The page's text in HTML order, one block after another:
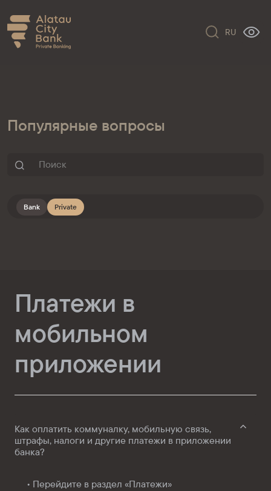
RU
Популярные вопросы
Bank Private
Платежи в
мобильном
приложении
Как оплатить коммуналку, мобильную связь,
штрафы, налоги и другие платежи в приложении
банка?
• Перейдите в раздел «Платежи»